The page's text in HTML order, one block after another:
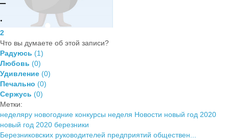
2
Что вы думаете об этой записи?
Радуюсь (1)
Любовь (0)
Удивление (0)
Печально (0)
Сержусь (0)
Метки:
неделяру новогодние конкурсы неделя Новости новый год 2020
новый год 2020 березники
Березниковских руководителей предприятий обществен...